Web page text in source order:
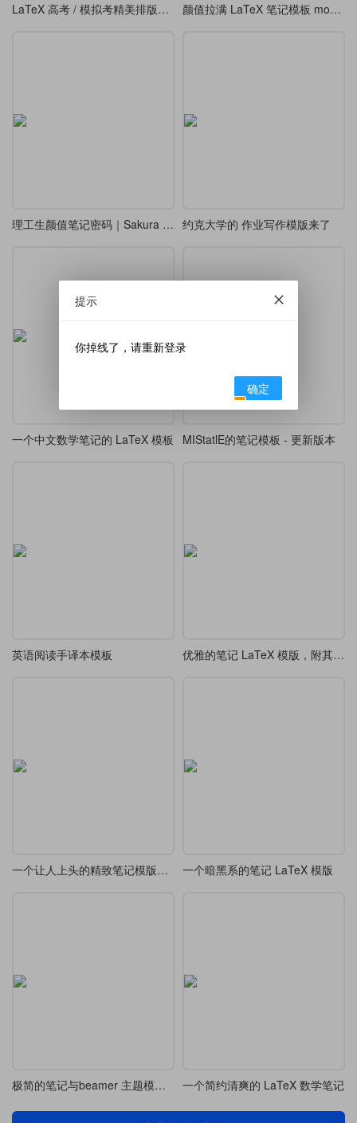
LaTeX 高考 / 模拟考精美排版模板 颜值拉满 LaTeX 笔记模板 modernclassnotes，7 种主题随心切换
理工生颜值笔记密码｜Sakura Notes 双模式 LaTeX 模板 约克大学的 作业写作模版来了
一个中文数学笔记的 LaTeX 模板 MIStatlE的笔记模板 - 更新版本
英语阅读手译本模板 优雅的笔记 LaTeX 模版，附其制作的从本科到研究生的硬核物理讲义
一个让人上头的精致笔记模版，又更新了 一个暗黑系的笔记 LaTeX 模版
极简的笔记与beamer 主题模版样式 一个简约清爽的 LaTeX 数学笔记
提示
你掉线了，请重新登录
确定